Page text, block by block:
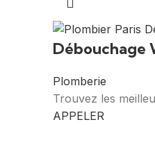
Débouchage
Plomberie
Trouvez les
APPELER